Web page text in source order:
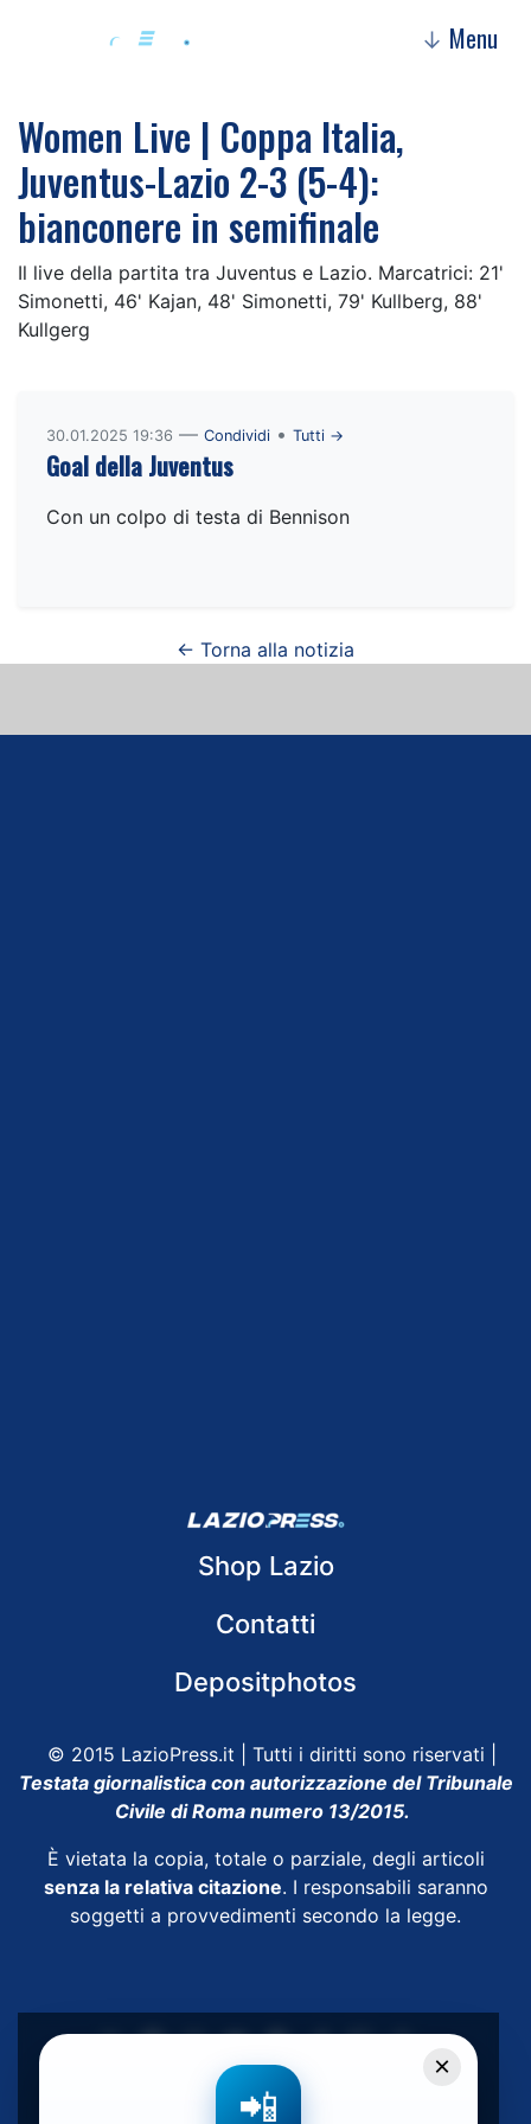
↓ Menu
Women Live | Coppa Italia,
Juventus-Lazio 2-3 (5-4):
bianconere in semifinale
Il live della partita tra Juventus e Lazio. Marcatrici: 21'
Simonetti, 46' Kajan, 48' Simonetti, 79' Kullberg, 88'
Kullgerg
30.01.2025 19:36 — Condividi • Tutti →
Goal della Juventus
Con un colpo di testa di Bennison
← Torna alla notizia
Shop Lazio
Contatti
Depositphotos
© 2015 LazioPress.it | Tutti i diritti sono riservati |
Testata giornalistica con autorizzazione del Tribunale
Civile di Roma numero 13/2015.
È vietata la copia, totale o parziale, degli articoli
senza la relativa citazione. I responsabili saranno
soggetti a provvedimenti secondo la legge.
×
📲
Powered by SpheraHouse